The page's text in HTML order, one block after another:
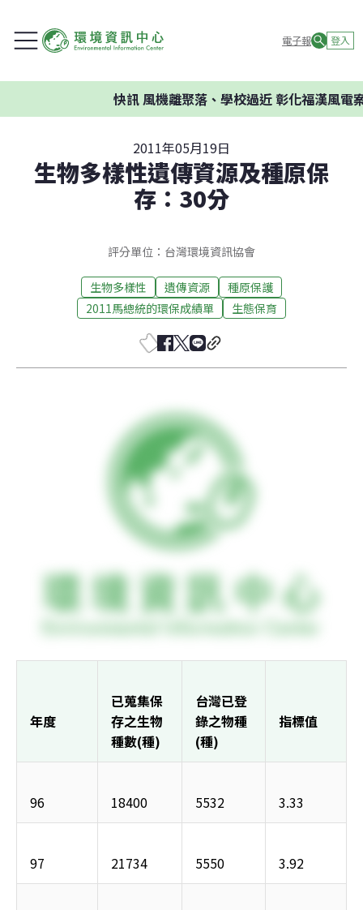
電子報 登入
快訊風機離聚落、學校過近 彰化福漢風電案
2011年05月19日
生物多樣性遺傳資源及種原保
存：30分
評分單位：台灣環境資訊協會
生物多樣性 遺傳資源
種原保護
2011馬總統的環保成績單
生態保育
年度
已蒐集保
存之生物
種數(種)
台灣已登
錄之物種
(種)
指標值
96 18400 5532 3.33
97 21734 5550 3.92